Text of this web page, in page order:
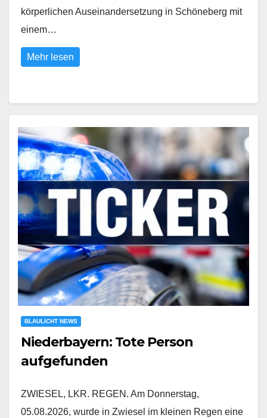
körperlichen Auseinandersetzung in Schöneberg mit
einem…
Mehr lesen
BLAULICHT NEWS
Niederbayern: Tote Person
aufgefunden
ZWIESEL, LKR. REGEN. Am Donnerstag,
05.08.2026, wurde in Zwiesel im kleinen Regen eine